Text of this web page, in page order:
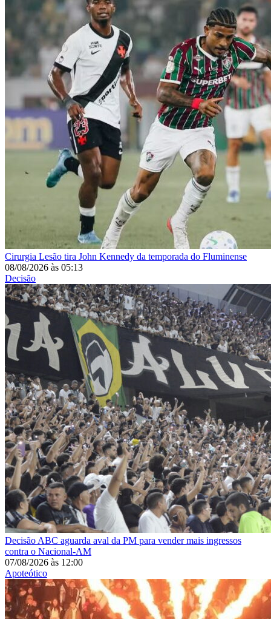
Cirurgia Lesão tira John Kennedy da temporada do Fluminense
08/08/2026 às 05:13
Decisão
Decisão ABC aguarda aval da PM para vender mais ingressos
contra o Nacional-AM
07/08/2026 às 12:00
Apoteótico